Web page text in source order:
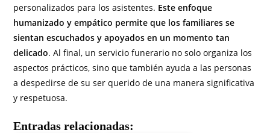
personalizados para los asistentes. Este enfoque
humanizado y empático permite que los familiares se
sientan escuchados y apoyados en un momento tan
delicado. Al final, un servicio funerario no solo organiza los
aspectos prácticos, sino que también ayuda a las personas
a despedirse de su ser querido de una manera significativa
y respetuosa.
Entradas relacionadas: